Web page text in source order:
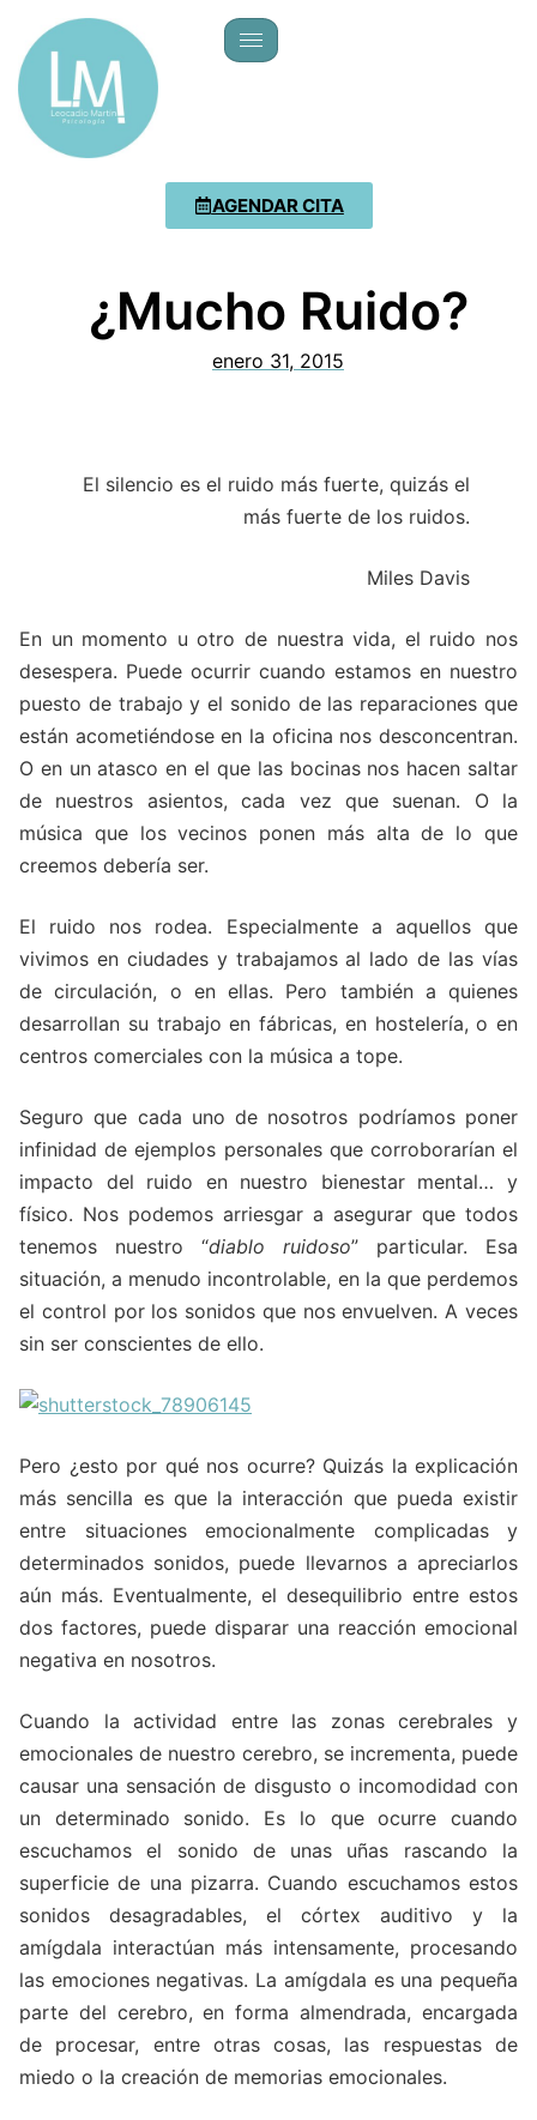
AGENDAR CITA
¿Mucho Ruido?
enero 31, 2015
El silencio es el ruido más fuerte, quizás el
más fuerte de los ruidos.
Miles Davis
En un momento u otro de nuestra vida, el ruido nos
desespera. Puede ocurrir cuando estamos en nuestro
puesto de trabajo y el sonido de las reparaciones que
están acometiéndose en la oficina nos desconcentran.
O en un atasco en el que las bocinas nos hacen saltar
de nuestros asientos, cada vez que suenan. O la
música que los vecinos ponen más alta de lo que
creemos debería ser.
El ruido nos rodea. Especialmente a aquellos que
vivimos en ciudades y trabajamos al lado de las vías
de circulación, o en ellas. Pero también a quienes
desarrollan su trabajo en fábricas, en hostelería, o en
centros comerciales con la música a tope.
Seguro que cada uno de nosotros podríamos poner
infinidad de ejemplos personales que corroborarían el
impacto del ruido en nuestro bienestar mental… y
físico. Nos podemos arriesgar a asegurar que todos
tenemos nuestro “diablo ruidoso” particular. Esa
situación, a menudo incontrolable, en la que perdemos
el control por los sonidos que nos envuelven. A veces
sin ser conscientes de ello.
Pero ¿esto por qué nos ocurre? Quizás la explicación
más sencilla es que la interacción que pueda existir
entre situaciones emocionalmente complicadas y
determinados sonidos, puede llevarnos a apreciarlos
aún más. Eventualmente, el desequilibrio entre estos
dos factores, puede disparar una reacción emocional
negativa en nosotros.
Cuando la actividad entre las zonas cerebrales y
emocionales de nuestro cerebro, se incrementa, puede
causar una sensación de disgusto o incomodidad con
un determinado sonido. Es lo que ocurre cuando
escuchamos el sonido de unas uñas rascando la
superficie de una pizarra. Cuando escuchamos estos
sonidos desagradables, el córtex auditivo y la
amígdala interactúan más intensamente, procesando
las emociones negativas. La amígdala es una pequeña
parte del cerebro, en forma almendrada, encargada
de procesar, entre otras cosas, las respuestas de
miedo o la creación de memorias emocionales.